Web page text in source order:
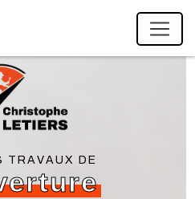
TRAVAUX DE